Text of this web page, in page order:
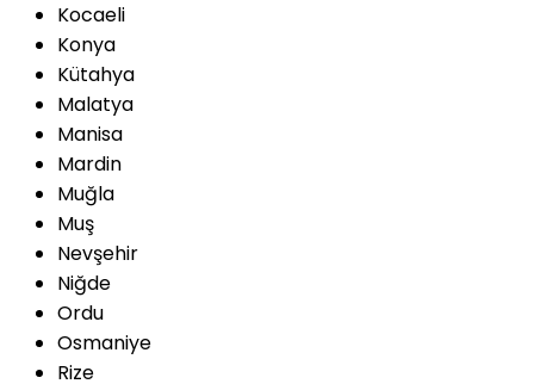
Kocaeli
Konya
Kütahya
Malatya
Manisa
Mardin
Muğla
Muş
Nevşehir
Niğde
Ordu
Osmaniye
Rize